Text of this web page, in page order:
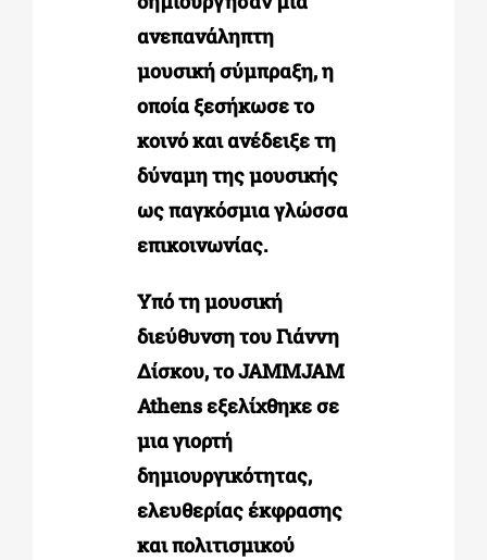
ανεπανάληπτη
μουσική σύμπραξη, η
οποία ξεσήκωσε το
κοινό και ανέδειξε τη
δύναμη της μουσικής
ως παγκόσμια γλώσσα
επικοινωνίας.
Υπό τη μουσική
διεύθυνση του Γιάννη
Δίσκου, το JAMMJAM
Athens εξελίχθηκε σε
μια γιορτή
δημιουργικότητας,
ελευθερίας έκφρασης
και πολιτισμικού